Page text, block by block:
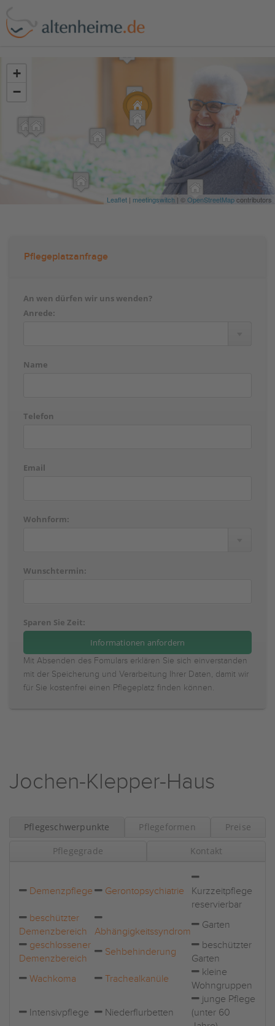
+
−
Leaflet | meetingswitch | ©OpenStreetMapcontributors
Pflegeplatzanfrage
An wen dürfen wir uns wenden?
Anrede:
Name
Telefon
Email
Wohnform:
Wunschtermin:
Sparen Sie Zeit:
Mit Absenden des Fomulars erklären Sie sich einverstanden
mit der Speicherung und Verarbeitung Ihrer Daten, damit wir
für Sie kostenfrei einen Pflegeplatz finden können.
Jochen-Klepper-Haus
Pflegeschwerpunkte Pflegeformen Preise
Pflegegrade Kontakt
Demenzpflege Gerontopsychiatrie
Kurzzeitpflege
reservierbar
beschützter
Demenzbereich
Abhängigkeitssyndrom
Garten
geschlossener
Demenzbereich
Sehbehinderung
beschützter
Garten
Wachkoma
Trachealkanüle
kleine
Wohngruppen
Intensivpflege Niederflurbetten
junge Pflege
(unter 60